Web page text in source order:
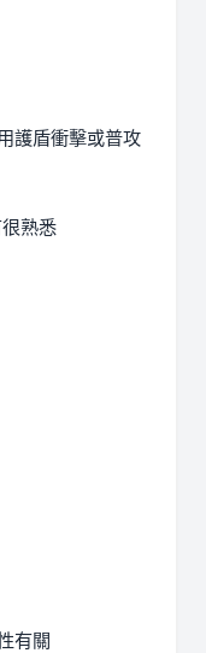
護盾衝擊或普攻
熟悉
有關